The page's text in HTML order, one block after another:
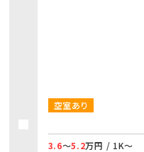
空室あり
3.6～5.2万円 / 1K～